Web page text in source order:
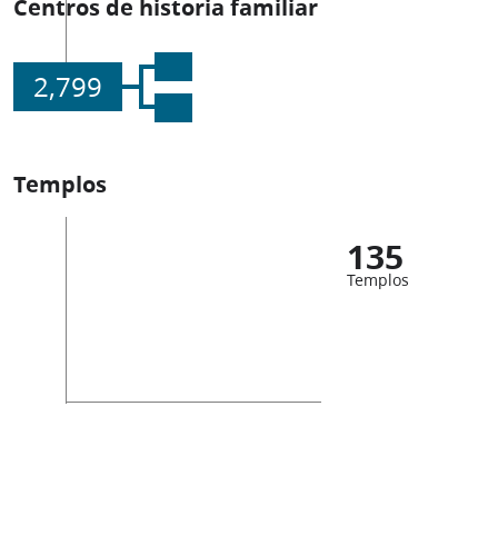
Centros de historia familiar
2,799
Templos
135
Templos